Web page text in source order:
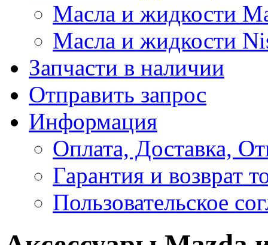
Масла и жидкости
Масла и жидкости
Запчасти в наличии
Отправить запрос
Информация
Оплата, Доставка,
Гарантия и возврат
Пользовательское